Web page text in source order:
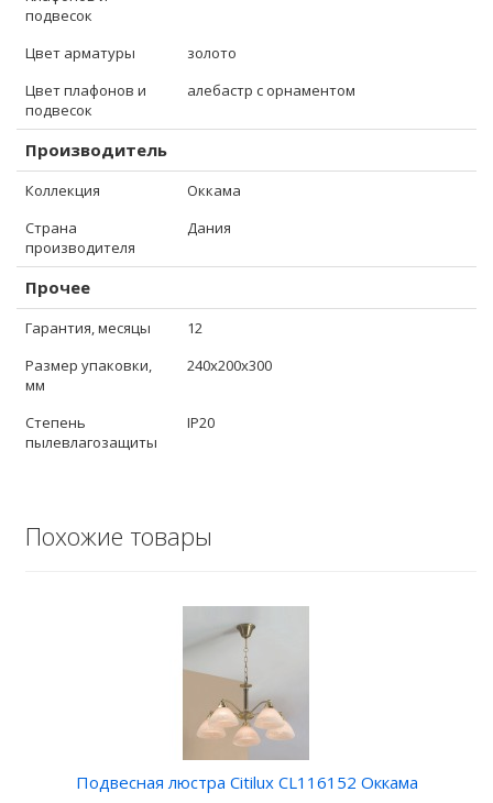
подвесок
Цвет арматуры
золото
Цвет плафонов и
подвесок
алебастр с орнаментом
Производитель
Коллекция
Оккама
Страна
производителя
Дания
Прочее
Гарантия, месяцы
12
Размер упаковки,
мм
240x200x300
Степень
пылевлагозащиты
IP20
Похожие товары
Подвесная люстра Citilux CL116152 Оккама